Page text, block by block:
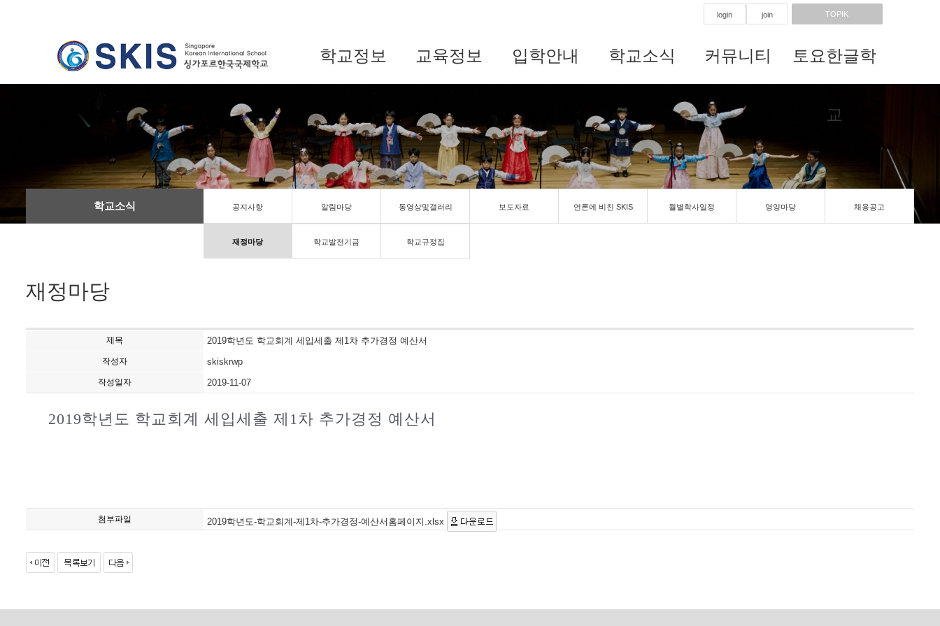
login join TOPIK
학교정보 교육정보 입학안내 학교소식 커뮤니티 토요한글학
교
학교소식 공지사항 알림마당 동영상및갤러리 보도자료 언론에 비친 SKIS 월별학사일정 영양마당 채용공고
재정마당 학교발전기금 학교규정집
재정마당
제목 2019학년도 학교회계 세입세출 제1차 추가경정 예산서
작성자 skiskrwp
작성일자 2019-11-07
2019학년도 학교회계 세입세출 제1차 추가경정 예산서
첨부파일 2019학년도-학교회계-제1차-추가경정-예산서홈페이지.xlsx